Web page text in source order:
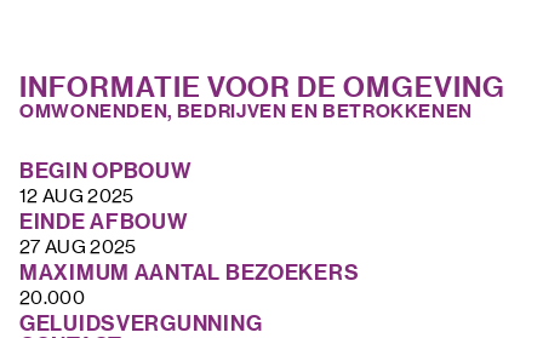
INFORMATIE VOOR DE OMGEVING
OMWONENDEN, BEDRIJVEN EN BETROKKENEN
BEGIN OPBOUW
12 AUG 2025
EINDE AFBOUW
27 AUG 2025
MAXIMUM AANTAL BEZOEKERS
20.000
GELUIDSVERGUNNING